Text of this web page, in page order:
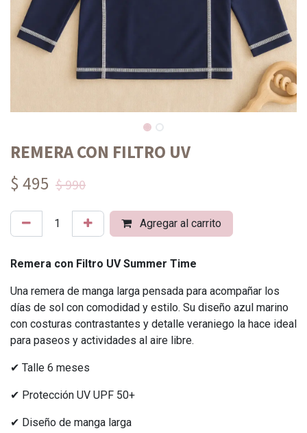
REMERA CON FILTRO UV
$ 495 $ 990
Agregar al carrito
Remera con Filtro UV Summer Time
Una remera de manga larga pensada para acompañar los
días de sol con comodidad y estilo. Su diseño azul marino
con costuras contrastantes y detalle veraniego la hace ideal
para paseos y actividades al aire libre.
✔ Talle 6 meses
✔ Protección UV UPF 50+
✔ Diseño de manga larga